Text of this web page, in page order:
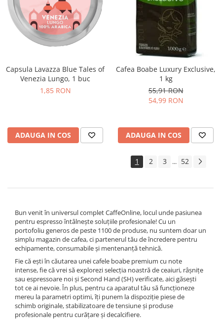
Capsula Lavazza Blue Tales of
Venezia Lungo, 1 buc
1,85 RON
ADAUGA IN COS
Cafea Boabe Luxury Exclusive,
1 kg
55,91 RON
54,99 RON
ADAUGA IN COS
1 2 3 ... 52
Bun venit în universul complet CaffeOnline, locul unde pasiunea
pentru espresso întâlnește soluțiile profesionale! Cu un
portofoliu generos de peste 1100 de produse, nu suntem doar un
simplu magazin de cafea, ci partenerul tău de încredere pentru
echipamente, consumabile și mentenanță tehnică.
Fie că ești în căutarea unei cafele boabe premium cu note
intense, fie că vrei să explorezi selecția noastră de ceaiuri, râșnițe
sau espressoare noi și Second Hand (SH) verificate, aici găsești
tot ce ai nevoie. În plus, pentru ca aparatul tău să funcționeze
mereu la parametri optimi, îți punem la dispoziție piese de
schimb originale, stabilizatoare de tensiune și produse
profesionale pentru curățare și decalcifiere.